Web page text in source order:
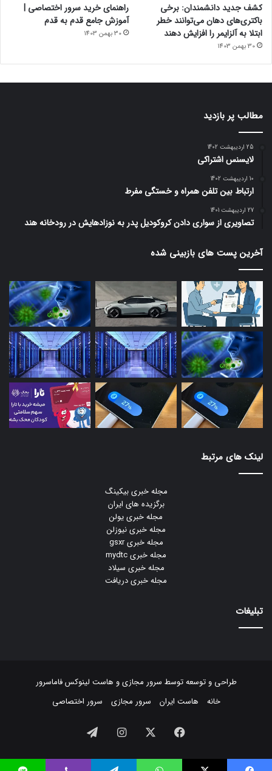
کشف جدید دانشمندان: برخی
باکتری‌های دهان می‌توانند خطر
ابتلا به آلزایمر را افزایش دهند
30 بهمن 1403
راهنمای خرید سرور اختصاصی |
آموزش جامع قدم به قدم
30 بهمن 1403
مطالب پر بازدید
25 اردیبهشت 1402
لایسنس اشتراکی
10 اردیبهشت 1402
ارتباط بین تلفن همراه و خستگی مفرط
27 اردیبهشت 1401
تصاویری از سواری دادن کروکودیل پدر به نوزادهایش در رودخانه هند
آخرین پست های بازبینی شده
لینک های مرتبط
مجله خبری بیکینگ
برگزیده های ایران
مجله خبری یولن
مجله خبری نیوزلن
مجله خبری gsxr
مجله خبری mydtc
مجله خبری سیلاد
مجله خبری دریافت
تبلیغات
طراحی و توسعه توسط سرور مجازیو هاست لینوکسفاماسرور
خانه
هاست ایران سرور مجازی سرور اختصاصی
فیسبوک ایکس اینستاگرام